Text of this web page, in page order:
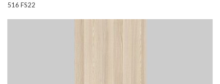
516 FS22